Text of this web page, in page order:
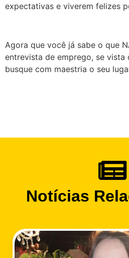
expectativas e viverem felizes
Agora que você já sabe o que
entrevista de emprego, se vista
busque com maestria o seu
Notícias